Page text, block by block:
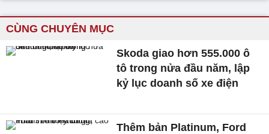
CÙNG CHUYÊN MỤC
Skoda giao hơn 555.000 ô
tô trong nửa đầu năm, lập
kỷ lục doanh số xe điện
Thêm bản Platinum, Ford